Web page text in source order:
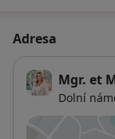
Adresa
Mgr. et
Dolní